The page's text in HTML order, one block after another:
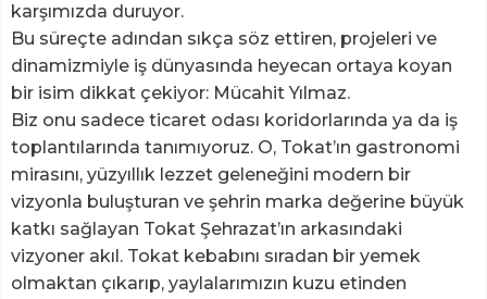
karşımızda duruyor.
​Bu süreçte adından sıkça söz ettiren, projeleri ve
dinamizmiyle iş dünyasında heyecan ortaya koyan
bir isim dikkat çekiyor: Mücahit Yılmaz.
​Biz onu sadece ticaret odası koridorlarında ya da iş
toplantılarında tanımıyoruz. O, Tokat’ın gastronomi
mirasını, yüzyıllık lezzet geleneğini modern bir
vizyonla buluşturan ve şehrin marka değerine büyük
katkı sağlayan Tokat Şehrazat’ın arkasındaki
vizyoner akıl. Tokat kebabını sıradan bir yemek
olmaktan çıkarıp, yaylalarımızın kuzu etinden